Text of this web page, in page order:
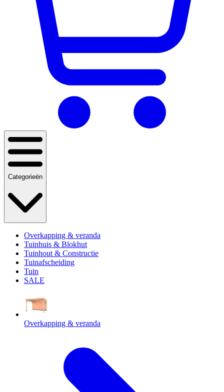
Categorieën
Overkapping & veranda
Tuinhuis & Blokhut
Tuinhout & Constructie
Tuinafscheiding
Tuin
SALE
Overkapping & veranda